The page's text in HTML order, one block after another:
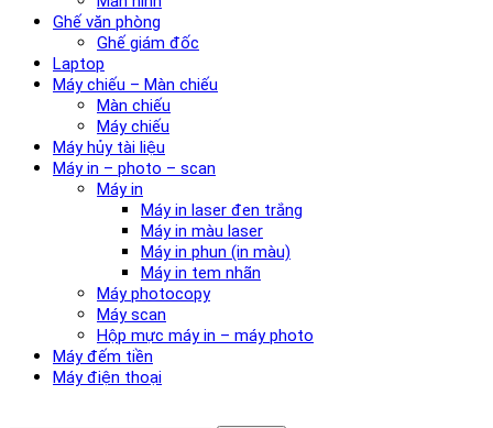
Ghế văn phòng
Ghế giám đốc
Laptop
Máy chiếu – Màn chiếu
Màn chiếu
Máy chiếu
Máy hủy tài liệu
Máy in – photo – scan
Máy in
Máy in laser đen trắng
Máy in màu laser
Máy in phun (in màu)
Máy in tem nhãn
Máy photocopy
Máy scan
Hộp mực máy in – máy photo
Máy đếm tiền
Máy điện thoại